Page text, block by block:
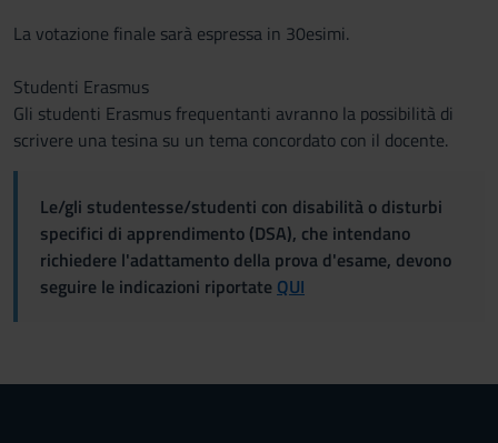
La votazione finale sarà espressa in 30esimi.
Studenti Erasmus
Gli studenti Erasmus frequentanti avranno la possibilità di
scrivere una tesina su un tema concordato con il docente.
Le/gli studentesse/studenti con disabilità o disturbi
specifici di apprendimento (DSA), che intendano
richiedere l'adattamento della prova d'esame, devono
seguire le indicazioni riportate QUI